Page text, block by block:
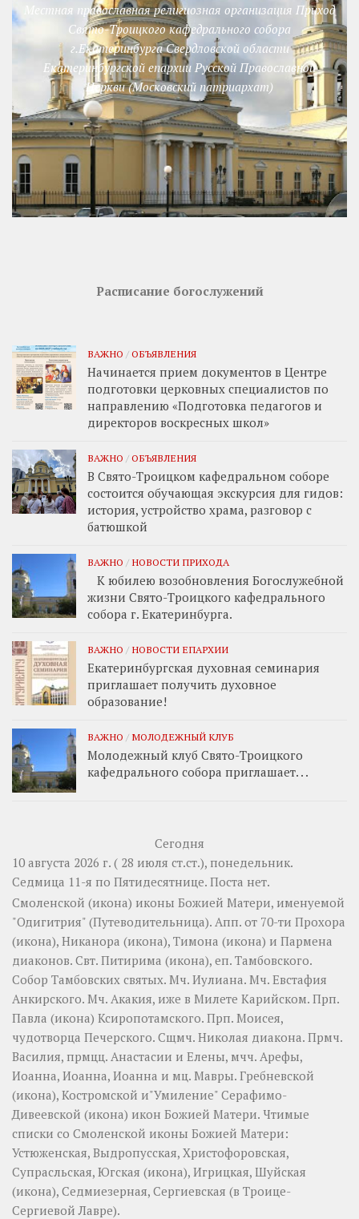
Местная православная религиозная организация Приход
Свято-Троицкого кафедрального собора
г.Екатеринбурга Свердловской области
Екатеринбургской епархии Русской Православной
Церкви (Московский патриархат)
Расписание богослужений
ВАЖНО / ОБЪЯВЛЕНИЯ
Начинается прием документов в Центре
подготовки церковных специалистов по
направлению «Подготовка педагогов и
директоров воскресных школ»
ВАЖНО / ОБЪЯВЛЕНИЯ
В Свято-Троицком кафедральном соборе
состоится обучающая экскурсия для гидов:
история, устройство храма, разговор с
батюшкой
ВАЖНО / НОВОСТИ ПРИХОДА
К юбилею возобновления Богослужебной
жизни Свято-Троицкого кафедрального
собора г. Екатеринбурга.
ВАЖНО / НОВОСТИ ЕПАРХИИ
Екатеринбургская духовная семинария
приглашает получить духовное
образование!
ВАЖНО / МОЛОДЕЖНЫЙ КЛУБ
Молодежный клуб Свято-Троицкого
кафедрального собора приглашает. . .
Сегодня
10 августа 2026 г. ( 28 июля ст.ст.), понедельник.
Седмица 11-я по Пятидесятнице. Поста нет.
Смоленской (икона) иконы Божией Матери, именуемой
"Одигитрия" (Путеводительница). Апп. от 70-ти Прохора
(икона), Никанора (икона), Тимона (икона) и Пармена
диаконов. Свт. Питирима (икона), еп. Тамбовского.
Собор Тамбовских святых. Мч. Иулиана. Мч. Евстафия
Анкирского. Мч. Акакия, иже в Милете Карийском. Прп.
Павла (икона) Ксиропотамского. Прп. Моисея,
чудотворца Печерского. Сщмч. Николая диакона. Прмч.
Василия, прмцц. Анастасии и Елены, мчч. Арефы,
Иоанна, Иоанна, Иоанна и мц. Мавры. Гребневской
(икона), Костромской и"Умиление" Серафимо-
Дивеевской (икона) икон Божией Матери. Чтимые
списки со Смоленской иконы Божией Матери:
Устюженская, Выдропусская, Христофоровская,
Супрасльская, Югская (икона), Игрицкая, Шуйская
(икона), Седмиезерная, Сергиевская (в Троице-
Сергиевой Лавре).